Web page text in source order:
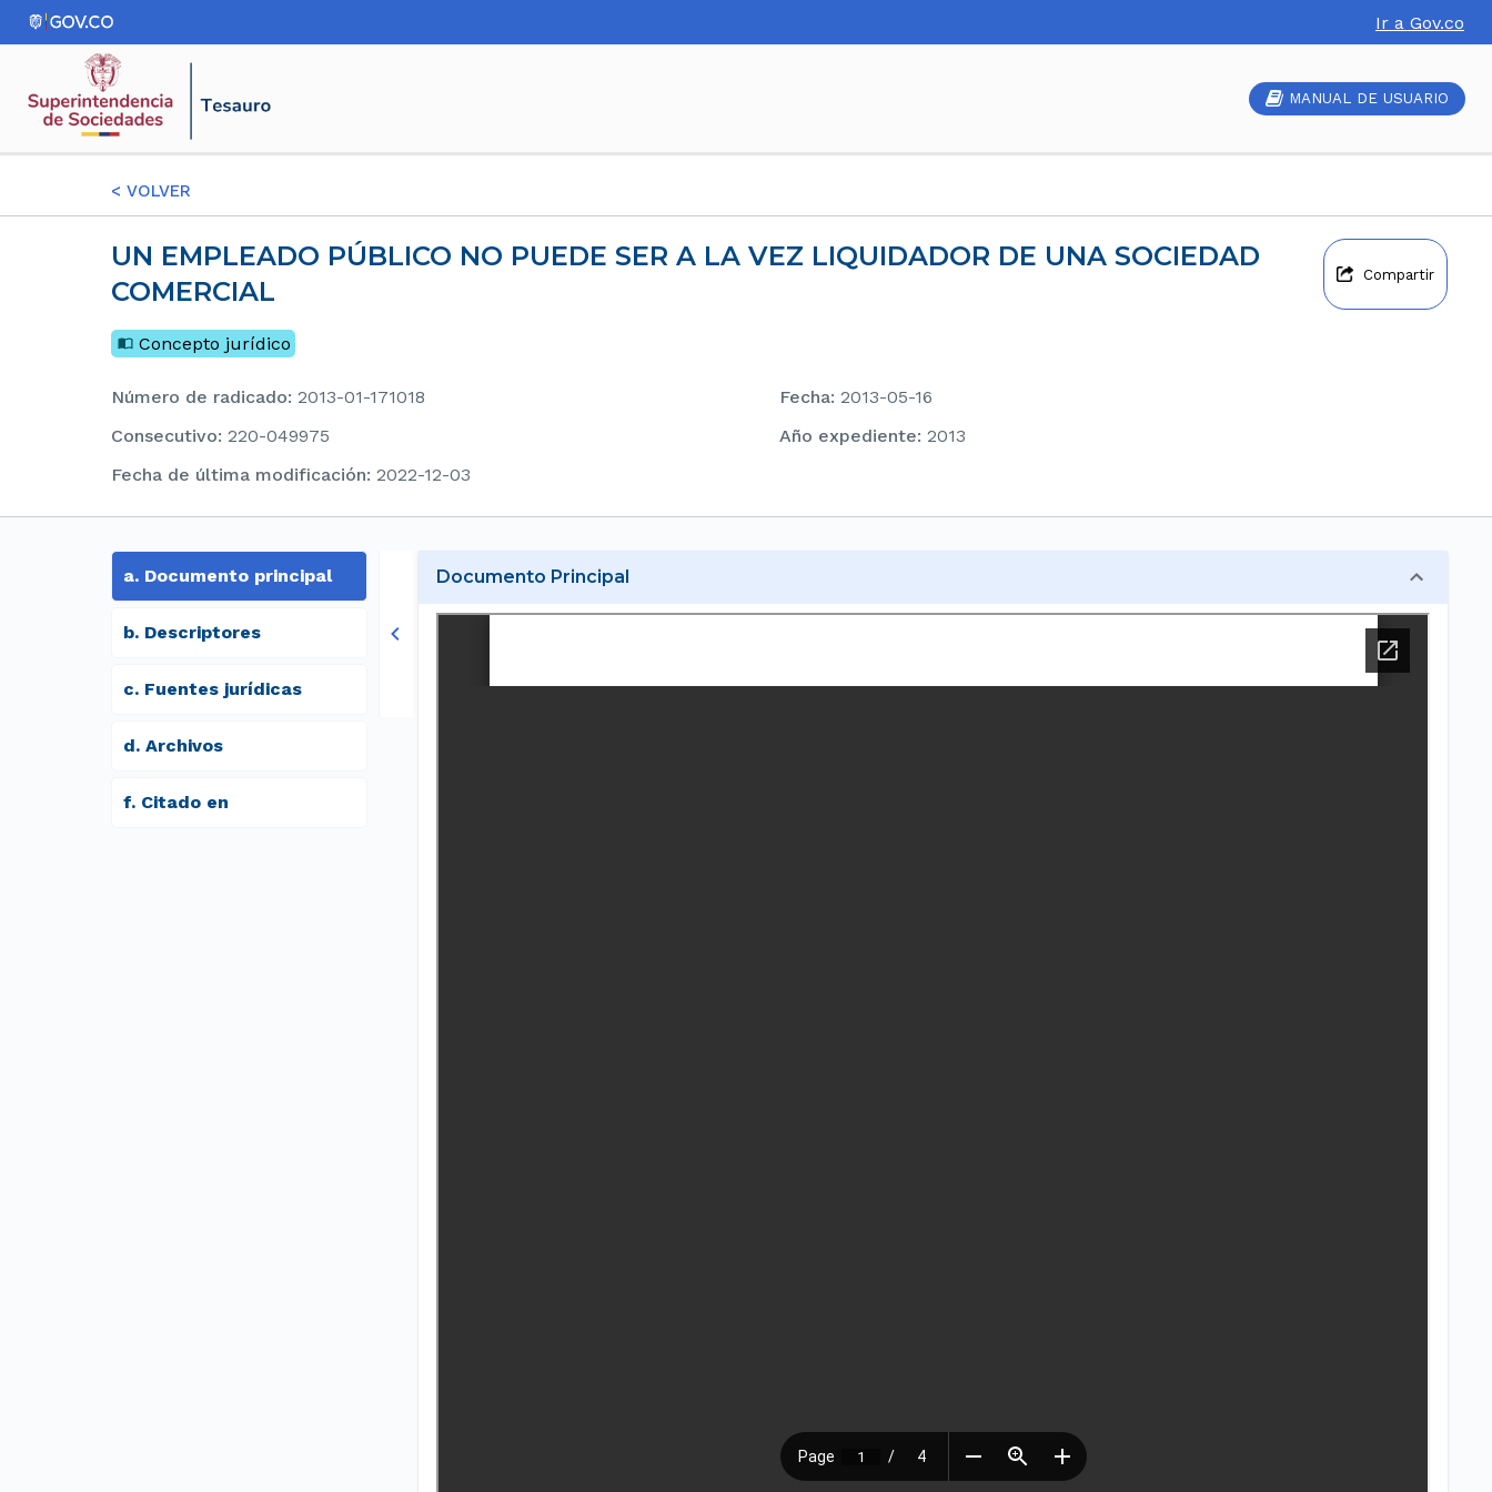
Ir a Gov.co
MANUAL DE USUARIO
< VOLVER
UN EMPLEADO PÚBLICO NO PUEDE SER A LA VEZ LIQUIDADOR DE UNA SOCIEDAD
COMERCIAL
Compartir
Concepto jurídico
Número de radicado: 2013-01-171018 Fecha: 2013-05-16
consecutivo: 220-049975 Año expediente: 2013
Fecha de última modificación: 2022-12-03
a. Documento principal
b. Descriptores
c. Fuentes jurídicas
d. archivos
f. Citado en
Documento Principal